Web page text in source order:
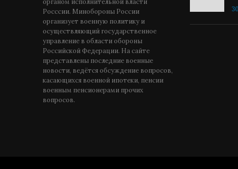
органом исполнительной власти
Росссии. Минобороны России
организует военную политику и
осуществляющий государственное
управление в области обороны
Российской Федерации. На сайте
представлены последние военные
новости, ведётся обсуждение вопросов,
касающихся военной ипотеки, пенсии
военным пенсионерами прочих
вопросов.